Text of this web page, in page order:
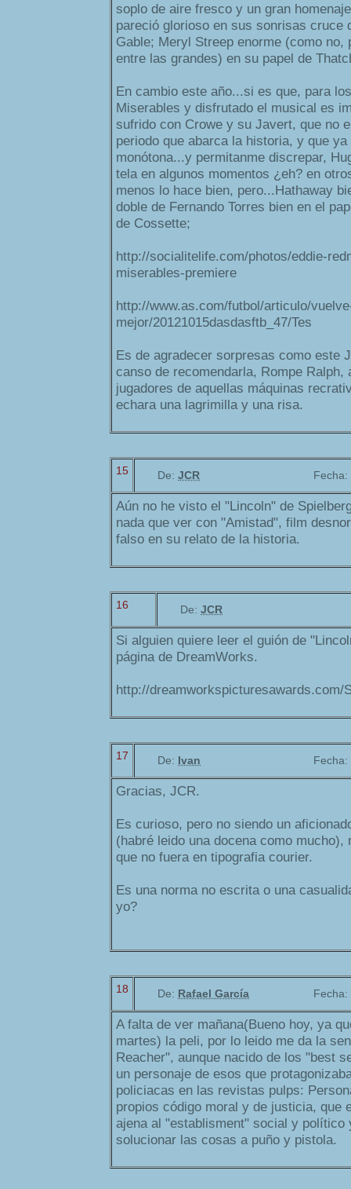
soplo de aire fresco y un gran
pareció glorioso en sus sonrisas cruce
Gable; Meryl Streep enorme (como no,
entre las grandes) en su papel de
En cambio este año...si es que, para
Miserables y disfrutado el musical es
sufrido con Crowe y su Javert, que no
periodo que abarca la historia, y que
monótona...y permitanme discrepar,
tela en algunos momentos ¿eh? en
menos lo hace bien, pero...Hathaway
doble de Fernando Torres bien en el
de Cossette;
http://socialitelife.com/photos/eddie-
miserables-premiere
http://www.as.com/futbol/articulo/
mejor/20121015dasdasftb_47/Tes
Es de agradecer sorpresas como este
canso de recomendarla, Rompe Ralph,
jugadores de aquellas máquinas
echara una lagrimilla y una risa.
15 De: JCR Fecha:
Aún no he visto el "Lincoln" de
nada que ver con "Amistad", film
falso en su relato de la historia.
16 De: JCR
Si alguien quiere leer el guión de
página de DreamWorks.
http://dreamworkspicturesawards.com/
17 De: Ivan Fecha:
Gracias, JCR.
Es curioso, pero no siendo un
(habré leido una docena como mucho),
que no fuera en tipografia courier.
Es una norma no escrita o una
yo?
18 De: Rafael García Fecha:
A falta de ver mañana(Bueno hoy, ya
martes) la peli, por lo leido me da la
Reacher", aunque nacido de los "best
un personaje de esos que
policiacas en las revistas pulps:
propios código moral y de justicia, que
ajena al "establisment" social y político
solucionar las cosas a puño y pistola.